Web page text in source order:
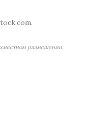
размещении.